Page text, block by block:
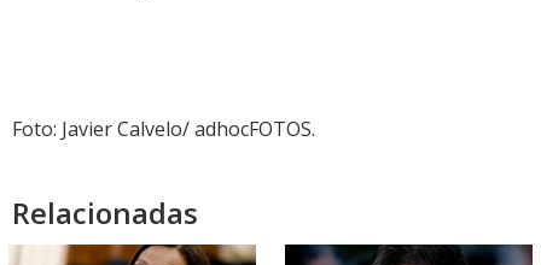
Foto: Javier Calvelo/ adhocFOTOS.
Relacionadas